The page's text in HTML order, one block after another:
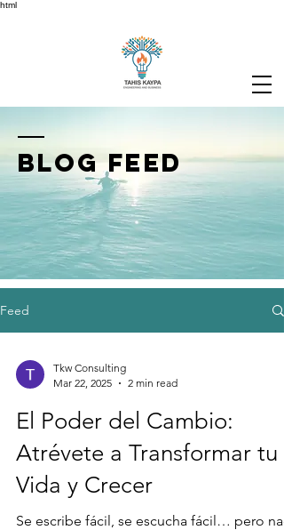
html
BLOG FEED
Feed
Tkw Consulting
Mar 22, 2025
2 min read
El Poder del Cambio:
Atrévete a Transformar tu
Vida y Crecer
Se escribe fácil, se escucha fácil… pero